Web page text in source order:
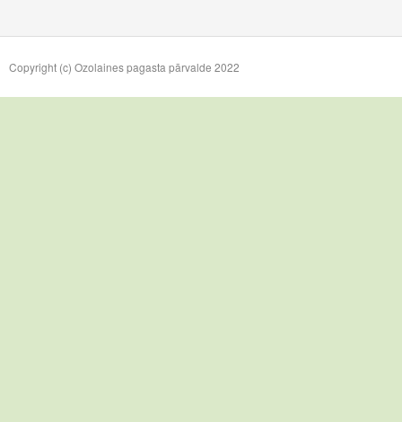
Copyright (c) Ozolaines pagasta pārvalde 2022